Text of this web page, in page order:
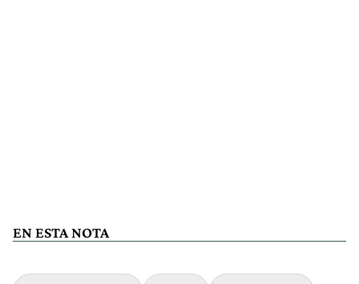
EN ESTA NOTA